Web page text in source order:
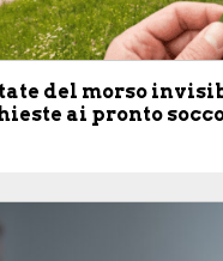
del morso
ai pronto